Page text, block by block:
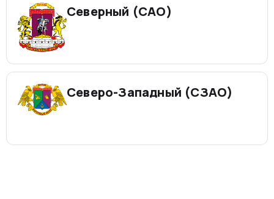
Северный (САО)
Северо-Западный (СЗАО)